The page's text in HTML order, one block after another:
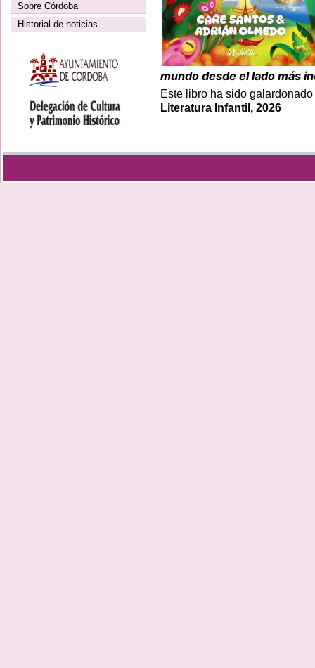
Sobre Córdoba
Historial de noticias
mundo desde el lado más
Este libro ha sido
Literatura Infantil, 2026